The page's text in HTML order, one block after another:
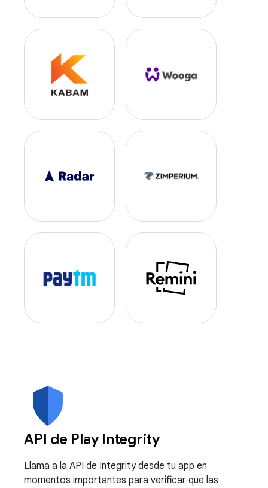
API de Play Integrity
Llama a la API de Integrity desde tu app en
momentos importantes para verificar que las